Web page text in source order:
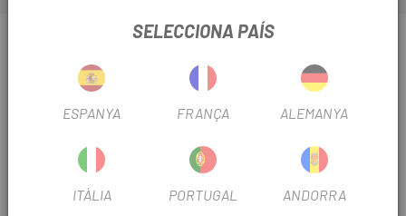
INFORMACIÓ SOBRE CARREGADOR SRAM 1
BATERIA E-TAP / AXS USB-C (SENSE CABLE)
FITXA DE PRODUCTE
TEMPORADA
SELECCIONA PAÍS
ESPANYA FRANÇA ALEMANYA
ITÀLIA PORTUGAL ANDORRA